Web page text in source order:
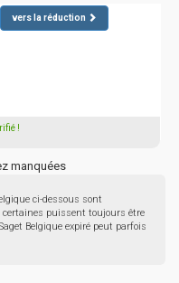
vers la réduction
!
manquées
ci-dessous sont
puissent toujours être
Belgique expiré peut parfois